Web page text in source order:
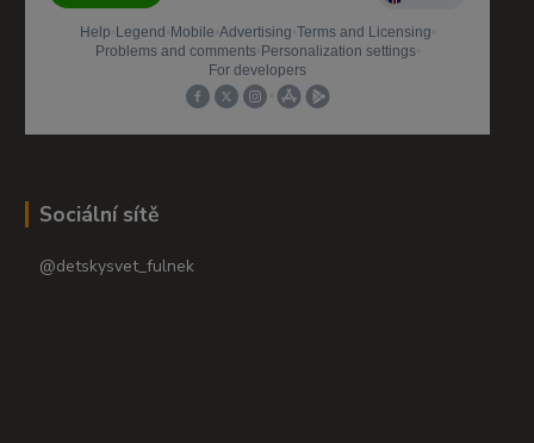
Sociální sítě
@detskysvet_fulnek